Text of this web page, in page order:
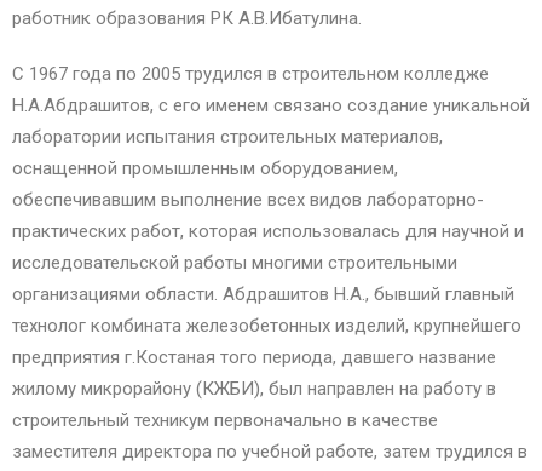
работник образования РК А.В.Ибатулина.
С 1967 года по 2005 трудился в строительном колледже
Н.А.Абдрашитов, с его именем связано создание уникальной
лаборатории испытания строительных материалов,
оснащенной промышленным оборудованием,
обеспечивавшим выполнение всех видов лабораторно-
практических работ, которая использовалась для научной и
исследовательской работы многими строительными
организациями области. Абдрашитов Н.А., бывший главный
технолог комбината железобетонных изделий, крупнейшего
предприятия г.Костаная того периода, давшего название
жилому микрорайону (КЖБИ), был направлен на работу в
строительный техникум первоначально в качестве
заместителя директора по учебной работе, затем трудился в